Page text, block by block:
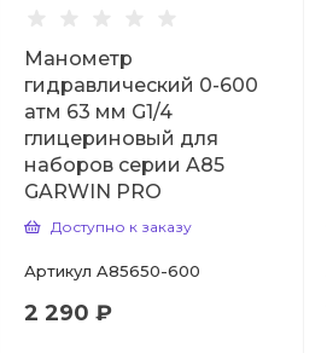
Манометр
гидравлический 0-600
атм 63 мм G1/4
глицериновый для
наборов серии A85
GARWIN PRO
Доступно к заказу
Артикул A85650-600
2 290 ₽